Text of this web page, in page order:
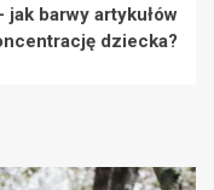
barwy artykułów
dziecka?